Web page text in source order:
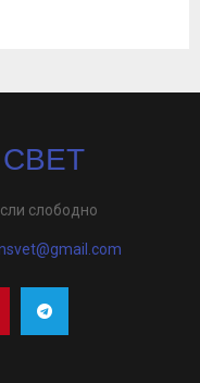
слободно